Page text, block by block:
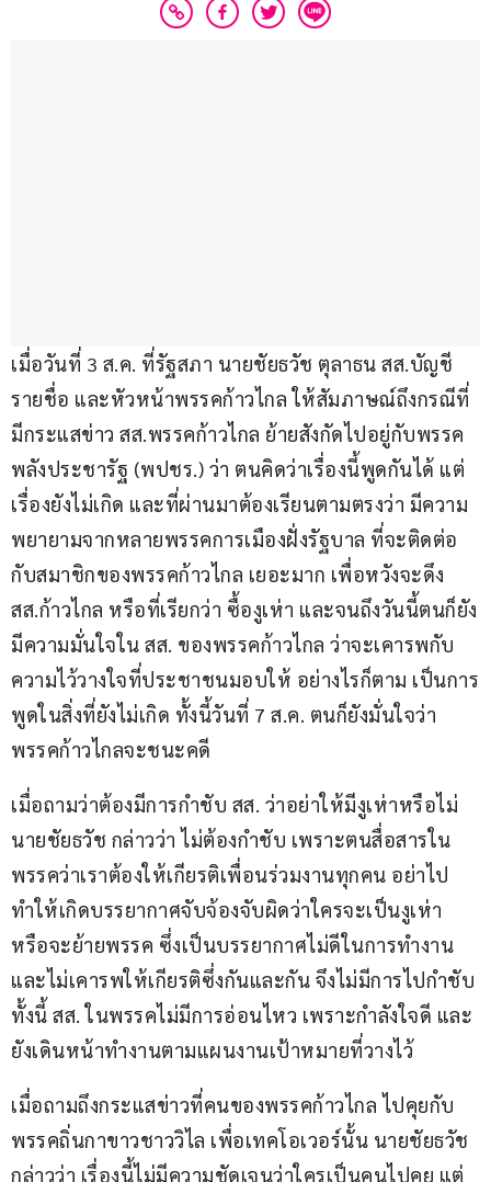
เมื่อวันที่ 3 ส.ค. ที่รัฐสภา นายชัยธวัช ตุลาธน สส.บัญชี
รายชื่อ และหัวหน้าพรรคก้าวไกล ให้สัมภาษณ์ถึงกรณีที่
มีกระแสข่าว สส.พรรคก้าวไกล ย้ายสังกัดไปอยู่กับพรรค
พลังประชารัฐ (พปชร.) ว่า ตนคิดว่าเรื่องนี้พูดกันได้ แต่
เรื่องยังไม่เกิด และที่ผ่านมาต้องเรียนตามตรงว่า มีความ
พยายามจากหลายพรรคการเมืองฝั่งรัฐบาล ที่จะติดต่อ
กับสมาชิกของพรรคก้าวไกล เยอะมาก เพื่อหวังจะดึง
สส.ก้าวไกล หรือที่เรียกว่า ซื้องูเห่า และจนถึงวันนี้ตนก็ยัง
มีความมั่นใจใน สส. ของพรรคก้าวไกล ว่าจะเคารพกับ
ความไว้วางใจที่ประชาชนมอบให้ อย่างไรก็ตาม เป็นการ
พูดในสิ่งที่ยังไม่เกิด ทั้งนี้วันที่ 7 ส.ค. ตนก็ยังมั่นใจว่า
พรรคก้าวไกลจะชนะคดี
เมื่อถามว่าต้องมีการกำชับ สส. ว่าอย่าให้มีงูเห่าหรือไม่
นายชัยธวัช กล่าวว่า ไม่ต้องกำชับ เพราะตนสื่อสารใน
พรรคว่าเราต้องให้เกียรติเพื่อนร่วมงานทุกคน อย่าไป
ทำให้เกิดบรรยากาศจับจ้องจับผิดว่าใครจะเป็นงูเห่า
หรือจะย้ายพรรค ซึ่งเป็นบรรยากาศไม่ดีในการทำงาน
และไม่เคารพให้เกียรติซึ่งกันและกัน จึงไม่มีการไปกำชับ
ทั้งนี้ สส. ในพรรคไม่มีการอ่อนไหว เพราะกำลังใจดี และ
ยังเดินหน้าทำงานตามแผนงานเป้าหมายที่วางไว้
เมื่อถามถึงกระแสข่าวที่คนของพรรคก้าวไกล ไปคุยกับ
พรรคถิ่นกาขาวชาววิไล เพื่อเทคโอเวอร์นั้น นายชัยธวัช
กล่าวว่า เรื่องนี้ไม่มีความชัดเจนว่าใครเป็นคนไปคุย แต่